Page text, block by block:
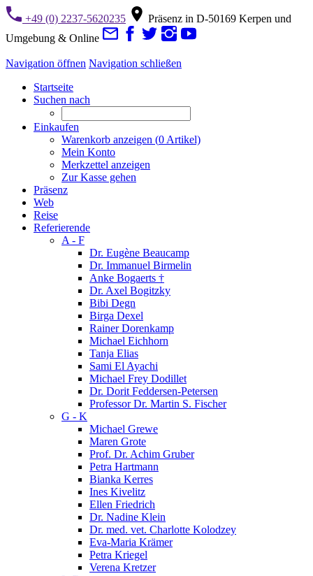
+49 (0) 2237-5620235
Präsenz in D-50169 Kerpen und
Umgebung & Online
Navigation öffnen Navigation schließen
Startseite
Suchen nach
Einkaufen
Warenkorb anzeigen (0 Artikel)
Mein Konto
Merkzettel anzeigen
Zur Kasse gehen
Präsenz
Web
Reise
Referierende
A - F
Dr. Eugène Beaucamp
Dr. Immanuel Birmelin
Anke Bogaerts †
Dr. Axel Bogitzky
Bibi Degn
Birga Dexel
Rainer Dorenkamp
Michael Eichhorn
Tanja Elias
Sami El Ayachi
Michael Frey Dodillet
Dr. Dorit Feddersen-Petersen
Professor Dr. Martin S. Fischer
G - K
Michael Grewe
Maren Grote
Prof. Dr. Achim Gruber
Petra Hartmann
Bianka Kerres
Ines Kivelitz
Ellen Friedrich
Dr. Nadine Klein
Dr. med. vet. Charlotte Kolodzey
Eva-Maria Krämer
Petra Kriegel
Verena Kretzer